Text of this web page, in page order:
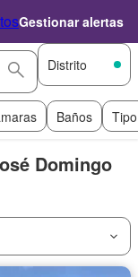
Gestionar alertas
Distrito
Baños
Domingo